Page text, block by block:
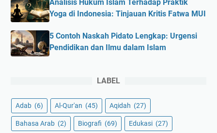
Analisis Hukum Islam Terhadap Praktik
Yoga di Indonesia: Tinjauan Kritis Fatwa MUI
5 Contoh Naskah Pidato Lengkap: Urgensi
Pendidikan dan Ilmu dalam Islam
LABEL
Adab (6) Al-Qur'an (45) Aqidah (27)
Bahasa Arab (2) Biografi (69) Edukasi (27)